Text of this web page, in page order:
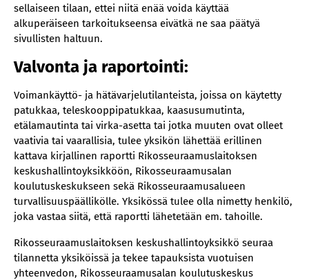
sellaiseen tilaan, ettei niitä enää voida käyttää
alkuperäiseen tarkoitukseensa eivätkä ne saa päätyä
sivullisten haltuun.
Valvonta ja raportointi:
Voimankäyttö- ja hätävarjelutilanteista, joissa on käytetty
patukkaa, teleskooppipatukkaa, kaasusumutinta,
etälamautinta tai virka-asetta tai jotka muuten ovat olleet
vaativia tai vaarallisia, tulee yksikön lähettää erillinen
kattava kirjallinen raportti Rikosseuraamuslaitoksen
keskushallintoyksikköön, Rikosseuraamusalan
koulutuskeskukseen sekä Rikosseuraamusalueen
turvallisuuspäällikölle. Yksikössä tulee olla nimetty henkilö,
joka vastaa siitä, että raportti lähetetään em. tahoille.
Rikosseuraamuslaitoksen keskushallintoyksikkö seuraa
tilannetta yksiköissä ja tekee tapauksista vuotuisen
yhteenvedon, Rikosseuraamusalan koulutuskeskus